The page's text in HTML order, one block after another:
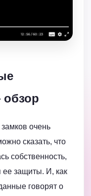
очень
сказать, что
собственность,
ее защиты. И, как
говорят о